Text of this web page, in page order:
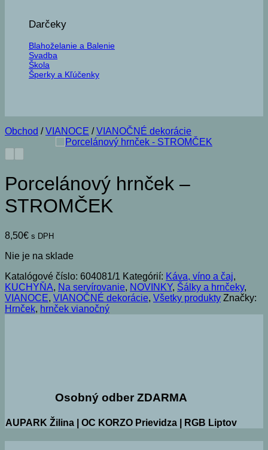
Darčeky
Blahoželanie a Balenie
Svadba
Škola
Šperky a Kľúčenky
Obchod / VIANOCE / VIANOČNÉ dekorácie
Porcelánový hrnček –
STROMČEK
8,50€ s DPH
Nie je na sklade
Katalógové číslo: 604081/1 Kategórií: Káva, víno a čaj,
KUCHYŇA, Na servírovanie, NOVINKY, Šálky a hrnčeky,
VIANOCE, VIANOČNÉ dekorácie, Všetky produkty Značky:
Hrnček, hrnček vianočný
Osobný odber ZDARMA
AUPARK Žilina | OC KORZO Prievidza | RGB Liptov